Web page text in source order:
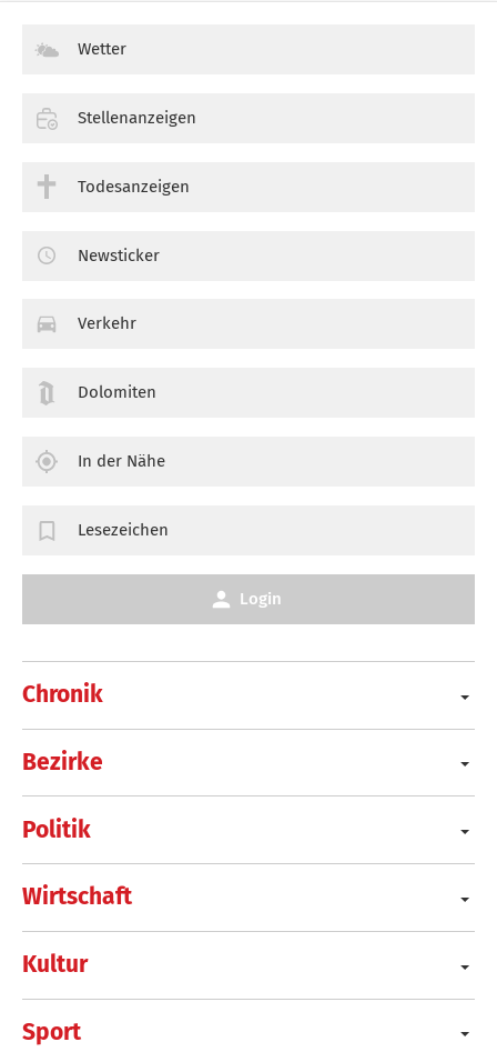
Chronik
Bezirke
Politik
Wirtschaft
Kultur
Sport
Wetter
Stellenanzeigen
Todesanzeigen
Newsticker
Verkehr
Dolomiten
In der Nähe
Lesezeichen
Login